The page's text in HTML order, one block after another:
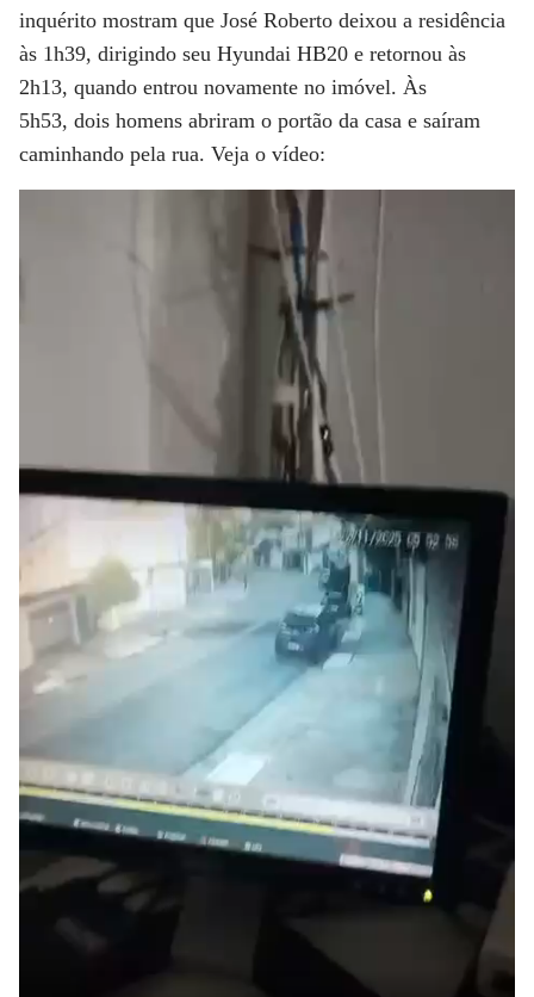
inquérito mostram que José Roberto deixou a residência
às 1h39, dirigindo seu Hyundai HB20 e retornou às
2h13, quando entrou novamente no imóvel. Às
5h53, dois homens abriram o portão da casa e saíram
caminhando pela rua. Veja o vídeo: